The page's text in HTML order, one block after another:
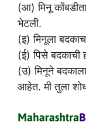
(आ) मिनू
भेटली.
(इ) मिनूला
(ई) पिसे बदकाची
(उ) मिनूने
आहेत. मी तुला